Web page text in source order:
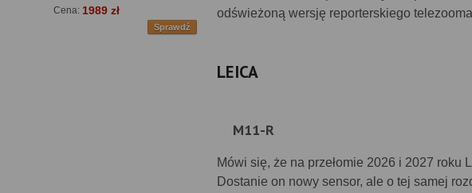
Cena: 1989 zł
Sprawdź
odświeżoną wersję reporterskiego
LEICA
M11-R
Mówi się, że na przełomie 2026 i 2027
Dostanie on nowy sensor, ale o tej samej